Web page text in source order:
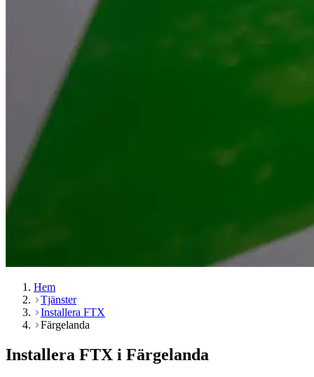
Hem
Tjänster
Installera FTX
Färgelanda
Installera FTX i Färgelanda